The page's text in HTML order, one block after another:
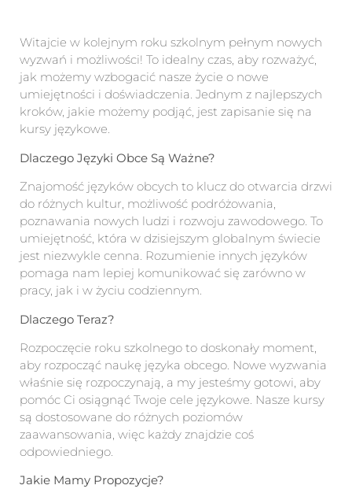
Witajcie w kolejnym roku szkolnym pełnym nowych
wyzwań i możliwości! To idealny czas, aby rozważyć,
jak możemy wzbogacić nasze życie o nowe
umiejętności i doświadczenia. Jednym z najlepszych
kroków, jakie możemy podjąć, jest zapisanie się na
kursy językowe.
Dlaczego Języki Obce Są Ważne?
Znajomość języków obcych to klucz do otwarcia drzwi
do różnych kultur, możliwość podróżowania,
poznawania nowych ludzi i rozwoju zawodowego. To
umiejętność, która w dzisiejszym globalnym świecie
jest niezwykle cenna. Rozumienie innych języków
pomaga nam lepiej komunikować się zarówno w
pracy, jak i w życiu codziennym.
Dlaczego Teraz?
Rozpoczęcie roku szkolnego to doskonały moment,
aby rozpocząć naukę języka obcego. Nowe wyzwania
właśnie się rozpoczynają, a my jesteśmy gotowi, aby
pomóc Ci osiągnąć Twoje cele językowe. Nasze kursy
są dostosowane do różnych poziomów
zaawansowania, więc każdy znajdzie coś
odpowiedniego.
Jakie Mamy Propozycje?